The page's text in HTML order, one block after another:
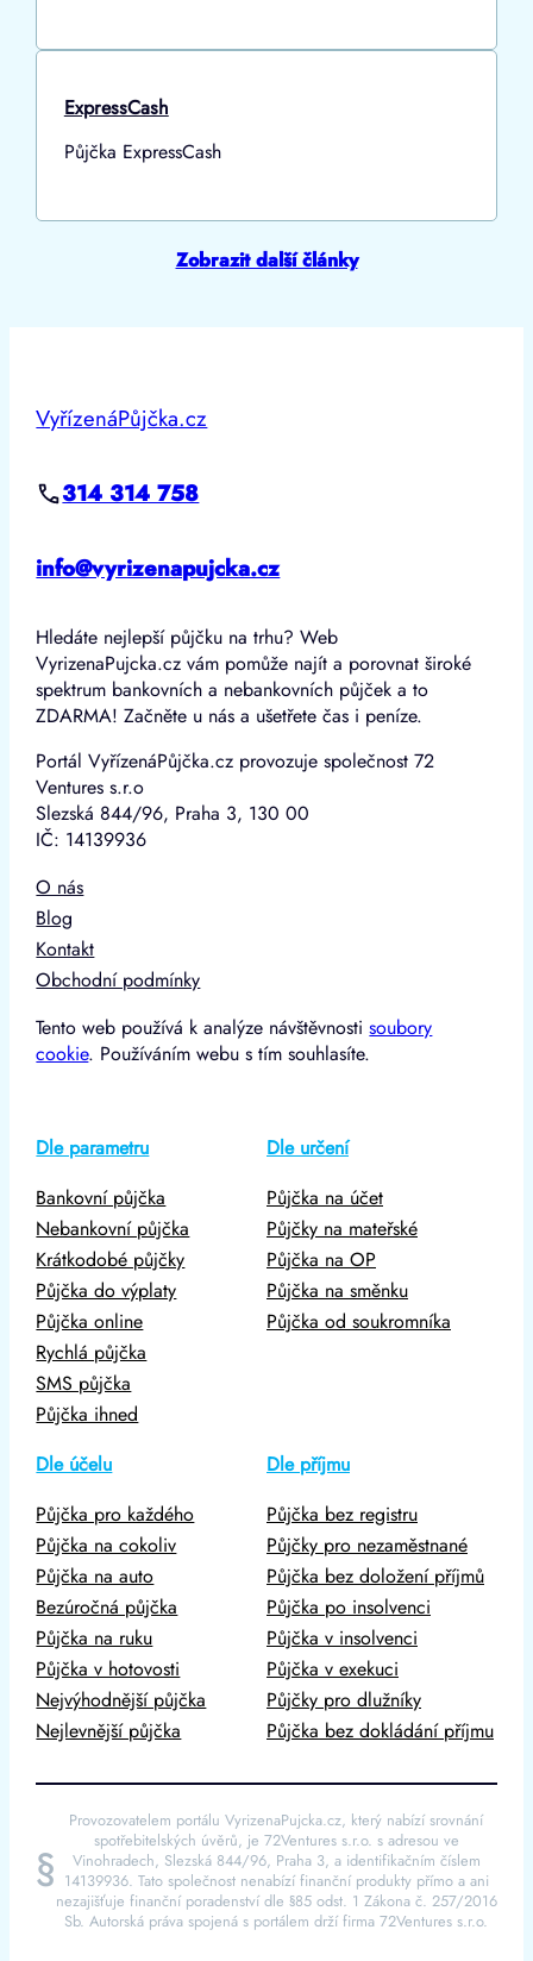
ExpressCash
Půjčka ExpressCash
Zobrazit další články
VyřízenáPůjčka.cz
314 314 758
info@vyrizenapujcka.cz
Hledáte nejlepší půjčku na trhu? Web
VyrizenaPujcka.cz vám pomůže najít a porovnat široké
spektrum bankovních a nebankovních půjček a to
ZDARMA! Začněte u nás a ušetřete čas i peníze.
Portál VyřízenáPůjčka.cz provozuje společnost 72
Ventures s.r.o
Slezská 844/96, Praha 3, 130 00
IČ: 14139936
O nás
Blog
Kontakt
Obchodní podmínky
Tento web používá k analýze návštěvnostisoubory
cookie. Používáním webu s tím souhlasíte.
Dle parametru
Bankovní půjčka
Nebankovní půjčka
Krátkodobé půjčky
Půjčka do výplaty
Půjčka online
Rychlá půjčka
SMS půjčka
Půjčka ihned
Dle určení
Půjčka na účet
Půjčky na mateřské
Půjčka na OP
Půjčka na směnku
Půjčka od soukromníka
Dle účelu
Půjčka pro každého
Půjčka na cokoliv
Půjčka na auto
Bezúročná půjčka
Půjčka na ruku
Půjčka v hotovosti
Nejvýhodnější půjčka
Nejlevnější půjčka
Dle příjmu
Půjčka bez registru
Půjčky pro nezaměstnané
Půjčka bez doložení příjmů
Půjčka po insolvenci
Půjčka v insolvenci
Půjčka v exekuci
Půjčky pro dlužníky
Půjčka bez dokládání příjmu
§
Provozovatelem portálu VyrizenaPujcka.cz, který nabízí srovnání
spotřebitelských úvěrů, je 72Ventures s.r.o. s adresou ve
Vinohradech, Slezská 844/96, Praha 3, a identifikačním číslem
14139936. Tato společnost nenabízí finanční produkty přímo a ani
nezajišťuje finanční poradenství dle §85 odst. 1 Zákona č. 257/2016
Sb. Autorská práva spojená s portálem drží firma 72Ventures s.r.o.